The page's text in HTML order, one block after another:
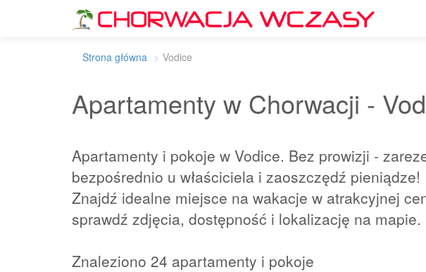
Strona główna Vodice
Apartamenty w Chorwacji -
Apartamenty i pokoje w Vodice. Bez prowizji -
bezpośrednio u właściciela i zaoszczędź pieniądze!
Znajdź idealne miejsce na wakacje w atrakcyjnej
sprawdź zdjęcia, dostępność i lokalizację na mapie.
Znaleziono 24 apartamenty i pokoje